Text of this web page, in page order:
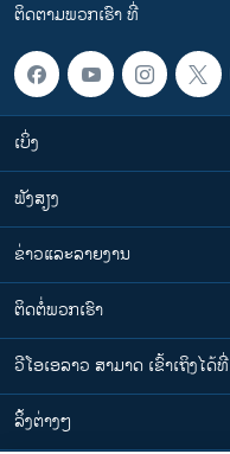
ຕິດຕາມພວກເຮົາ ທີ່
ເບິ່ງ
ຟັງສຽງ
ຂ່າວແລະລາຍງານ
ຕິດຕໍ່ພວກເຮົາ
ວີໂອເອລາວ ສາມາດ ເຂົ້າເຖິງໄດ້ທີ່
​ລິ້ງ​ຕ່າງໆ